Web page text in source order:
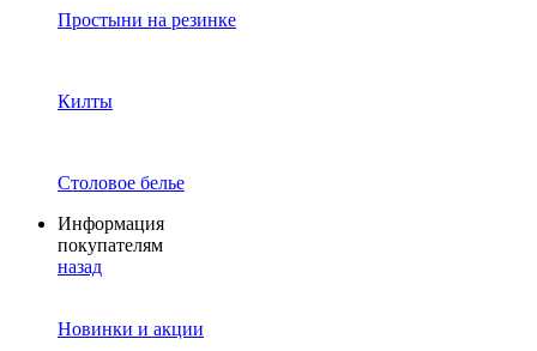
Простыни на резинке
Килты
Столовое белье
Информация
покупателям
назад
Новинки и акции